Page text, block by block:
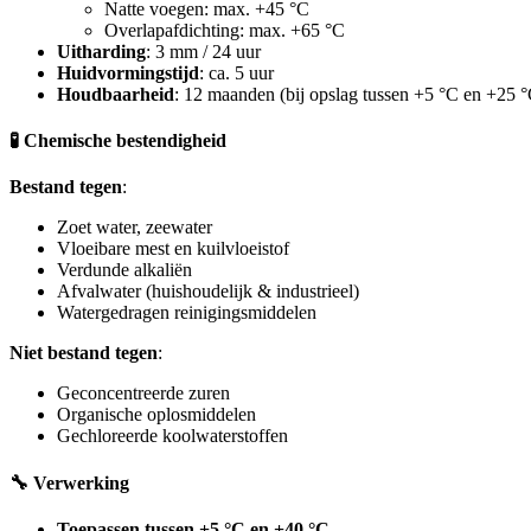
Natte voegen: max. +45 °C
Overlapafdichting: max. +65 °C
Uitharding: 3 mm / 24 uur
Huidvormingstijd: ca. 5 uur
Houdbaarheid: 12 maanden (bij opslag tussen +5 °C en +25
🧪 Chemische bestendigheid
Bestand tegen:
Zoet water, zeewater
Vloeibare mest en kuilvloeistof
Verdunde alkaliën
Afvalwater (huishoudelijk & industrieel)
Watergedragen reinigingsmiddelen
Niet bestand tegen:
Geconcentreerde zuren
Organische oplosmiddelen
Gechloreerde koolwaterstoffen
🔧 Verwerking